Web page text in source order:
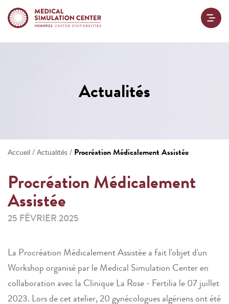
Actualités
Accueil / Actualités / Procréation Médicalement Assistée
Procréation Médicalement
Assistée
25 FÉVRIER 2025
La Procréation Médicalement Assistée a fait l'objet d'un
Workshop organisé par le Medical Simulation Center en
collaboration avec la Clinique La Rose - Fertilia le 07 juillet
2023. Lors de cet atelier, 20 gynécologues algériens ont été